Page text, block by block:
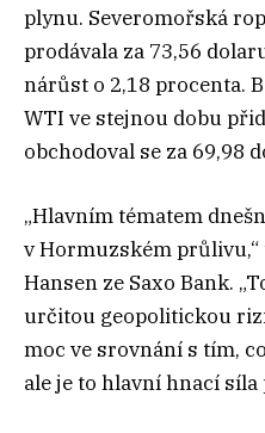
plynu. Severomořská
prodávala za 73,56
nárůst o 2,18 procenta.
WTI ve stejnou dobu
obchodoval se za 69,98
„Hlavním tématem
v Hormuzském průlivu,“
Hansen ze Saxo Bank.
určitou geopolitickou
moc ve srovnání s tím,
ale je to hlavní hnací síla